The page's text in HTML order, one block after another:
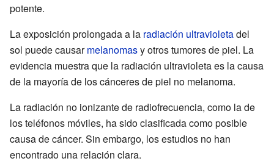
potente.
La exposición prolongada a la radiación ultravioletadel
sol puede causarmelanomasy otros tumores de piel. La
evidencia muestra que la radiación ultravioleta es la causa
de la mayoría de los cánceres de piel no melanoma.
La radiación no ionizante de radiofrecuencia, como la de
los teléfonos móviles, ha sido clasificada como posible
causa de cáncer. Sin embargo, los estudios no han
encontrado una relación clara.